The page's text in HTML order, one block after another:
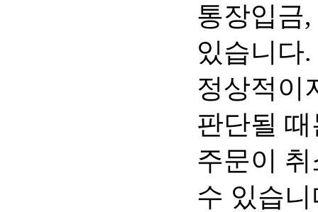
통장입금
있습니다.
정상적이
판단될
주문이
수 있습니